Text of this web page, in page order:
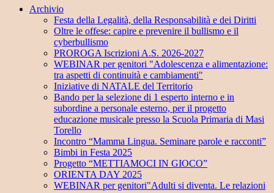
Archivio
Festa della Legalità, della Responsabilità e dei Diritti
Oltre le offese: capire e prevenire il bullismo e il
cyberbullismo
PROROGA Iscrizioni A.S. 2026-2027
WEBINAR per genitori "Adolescenza e alimentazione:
tra aspetti di continuità e cambiamenti"
Iniziative di NATALE del Territorio
Bando per la selezione di 1 esperto interno e in
subordine a personale esterno, per il progetto
educazione musicale presso la Scuola Primaria di Masi
Torello
Incontro “Mamma Lingua. Seminare parole e racconti”
Bimbi in Festa 2025
Progetto “METTIAMOCI IN GIOCO”
ORIENTA DAY 2025
WEBINAR per genitori"Adulti si diventa. Le relazioni